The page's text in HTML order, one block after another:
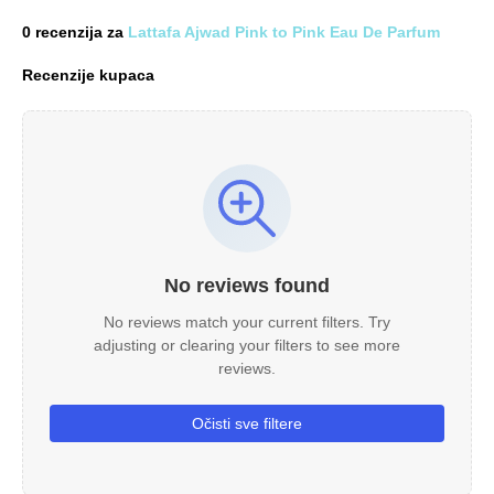
0 recenzija za Lattafa Ajwad Pink to Pink Eau De Parfum
Recenzije kupaca
No reviews found
No reviews match your current filters. Try
adjusting or clearing your filters to see more
reviews.
Očisti sve filtere